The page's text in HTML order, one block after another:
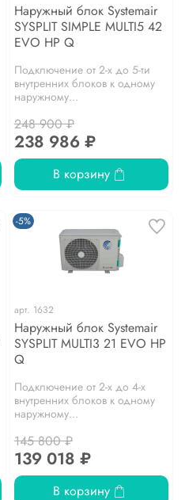
Наружный блок Systemair
SYSPLIT SIMPLE MULTI5 42
EVO HP Q
Подключение от 2-х до 5-ти
внутренних блоков к одному
наружному...
248 900 ₽
238 986 ₽
В корзину
-5%
арт. 1632
Наружный блок Systemair
SYSPLIT MULTI3 21 EVO HP
Q
Подключение от 2-х до 4-х
внутренних блоков к одному
наружному...
145 800 ₽
139 018 ₽
В корзину